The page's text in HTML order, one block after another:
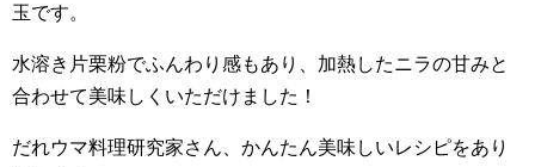
玉です。
水溶き片栗粉でふんわり感もあり、加熱したニラの甘みと
合わせて美味しくいただけました！
だれウマ料理研究家さん、かんたん美味しいレシピをあり